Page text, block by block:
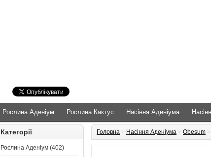
Рослина Аденіум Рослина Кактус Насіння Аденіума
Категорії
Рослина Аденіум (402)
Головна > Насіння Аденіума > Obesum >